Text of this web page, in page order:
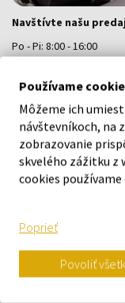
Navštívte našu
Po - Pi: 8:00 - 16:00
VŠETKO O NÁKUPE
Vernostný systém
Všeobecné obchodné
Reklamačný formulár
Kedy obdržím
Používame
Môžeme ich
návštevníkoch, na
zobrazovanie
skvelého zážitku z
cookies
Poprieť
Povoliť